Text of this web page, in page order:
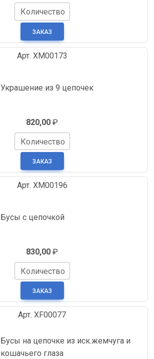
Количество
Арт. XM00173
Украшение из 9 цепочек
820,00 ₽
Количество
Арт. XM00196
Бусы с цепочкой
830,00 ₽
Количество
Арт. XF00077
Бусы на цепочке из иск.жемчуга и
кошачьего глаза